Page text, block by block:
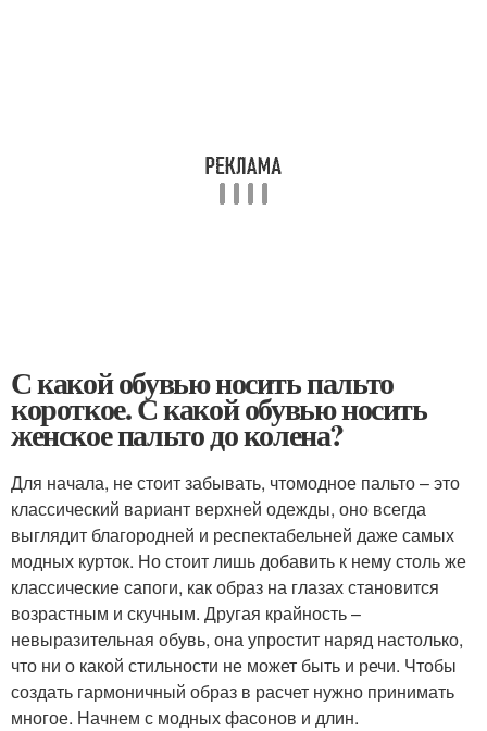
С какой обувью носить пальто
короткое. С какой обувью носить
женское пальто до колена?
Для начала, не стоит забывать, чтомодное пальто – это
классический вариант верхней одежды, оно всегда
выглядит благородней и респектабельней даже самых
модных курток. Но стоит лишь добавить к нему столь же
классические сапоги, как образ на глазах становится
возрастным и скучным. Другая крайность –
невыразительная обувь, она упростит наряд настолько,
что ни о какой стильности не может быть и речи. Чтобы
создать гармоничный образ в расчет нужно принимать
многое. Начнем с модных фасонов и длин.